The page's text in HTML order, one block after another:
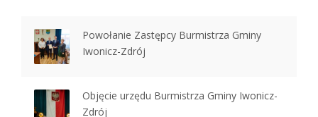
Powołanie Zastępcy Burmistrza Gminy
Iwonicz-Zdrój
Objęcie urzędu Burmistrza Gminy Iwonicz-
Zdrój